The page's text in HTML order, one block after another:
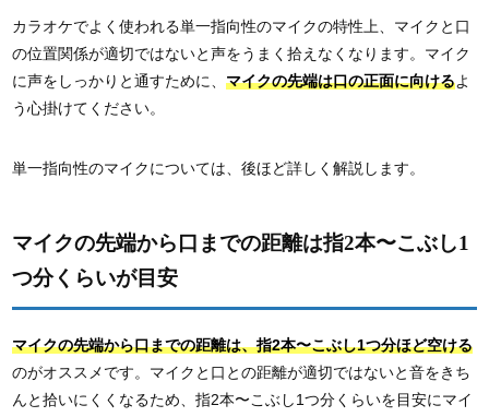
カラオケでよく使われる単一指向性のマイクの特性上、マイクと口
の位置関係が適切ではないと声をうまく拾えなくなります。マイク
に声をしっかりと通すために、マイクの先端は口の正面に向けるよ
う心掛けてください。
単一指向性のマイクについては、後ほど詳しく解説します。
マイクの先端から口までの距離は指2本〜こぶし1
つ分くらいが目安
マイクの先端から口までの距離は、指2本〜こぶし1つ分ほど空ける
のがオススメです。マイクと口との距離が適切ではないと音をきち
んと拾いにくくなるため、指2本〜こぶし1つ分くらいを目安にマイ